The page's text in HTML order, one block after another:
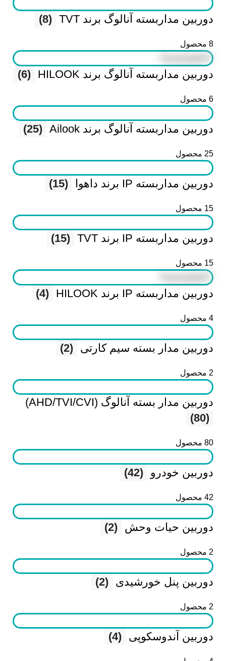
دوربین مداربسته آنالوگ برند TVT (8)
8 محصول
دوربین مداربسته آنالوگ برند HILOOK (6)
6 محصول
دوربین مداربسته آنالوگ برند Ailook (25)
25 محصول
دوربین مداربسته IP برند داهوا (15)
15 محصول
دوربین مداربسته IP برند TVT (15)
15 محصول
دوربین مداربسته IP برند HILOOK (4)
4 محصول
دوربین مدار بسته سیم کارتی (2)
2 محصول
دوربین مدار بسته آنالوگ (AHD/TVI/CVI)
(80)
80 محصول
دوربین خودرو (42)
42 محصول
دوربین حیات وحش (2)
2 محصول
دوربین پنل خورشیدی (2)
2 محصول
دوربین آندوسکوپی (4)